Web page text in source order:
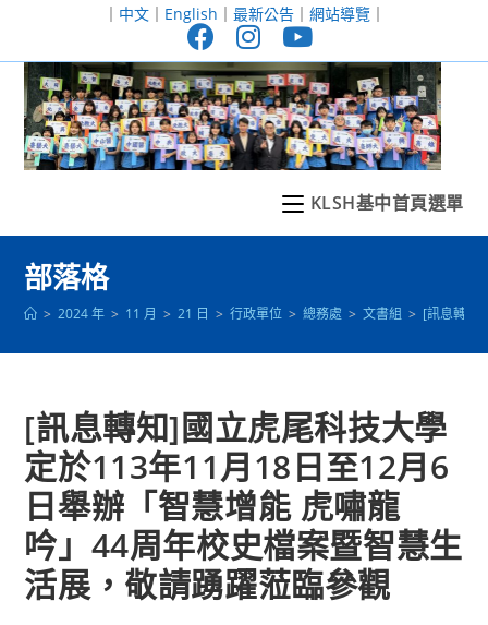
至
｜ 中文｜ English ｜ 最新公告｜ 網站導覽｜
KLSH基中首頁選單
部落格
> 2024 年 > 11 月 > 21 日 > 行政單位 > 總務處 > 文書組 > [訊息轉知]
[訊息轉知]國立虎尾科技大學
定於113年11月18日至12月6
日舉辦「智慧增能 虎嘯龍
吟」44周年校史檔案暨智慧生
活展，敬請踴躍蒞臨參觀